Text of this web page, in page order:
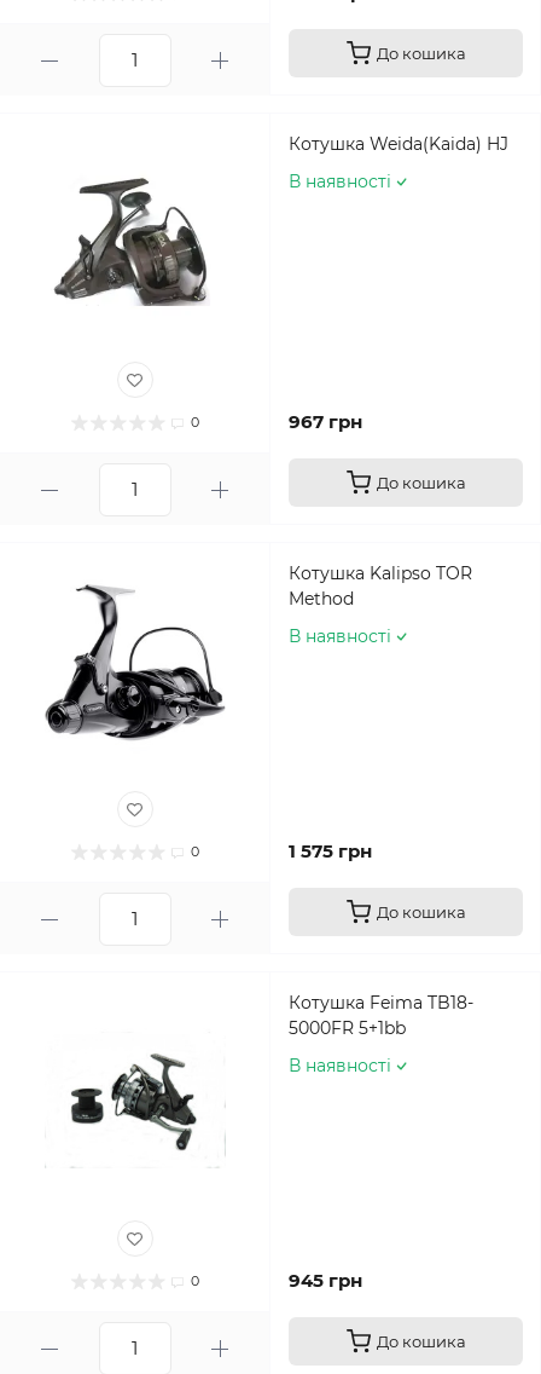
До кошика
0
Котушка Weida(Kaida) HJ
В наявності
967 грн
До кошика
0
Котушка Kalipso TOR
Method
В наявності
1 575 грн
До кошика
0
Котушка Feima TB18-
5000FR 5+1bb
В наявності
945 грн
До кошика